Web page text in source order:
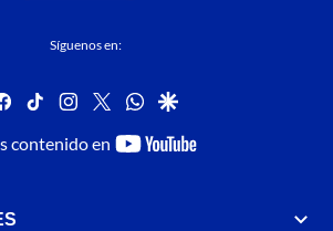
Síguenos en:
facebook
tiktok instagram
twitterwhatsapp
google
contenido en
youtube-